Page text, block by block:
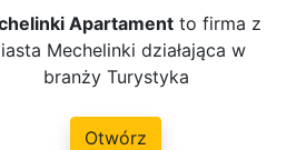
Apartament to firma z
Mechelinki działająca w
branży Turystyka
Otwórz